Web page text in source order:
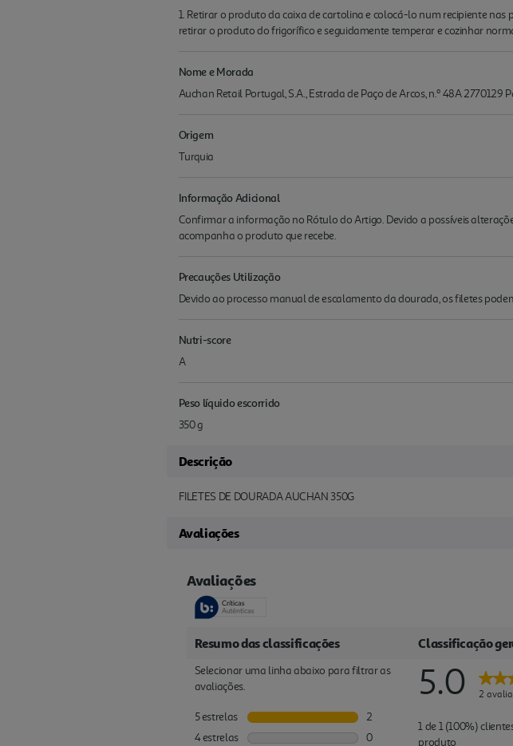
1. Retirar o produto da caixa de cartolina e colocá-lo num recipiente
retirar o produto do frigorífico e seguidamente temperar e cozinhar
Nome e Morada
Auchan Retail Portugal, S.A., Estrada de Paço de Arcos, n.º 48A 2770129
Origem
Turquia
Informação Adicional
Confirmar a informação no Rótulo do Artigo. Devido a possíveis
acompanha o produto que recebe.
Precauções Utilização
Devido ao processo manual de escalamento da dourada, os filetes
Nutri-score
A
Peso líquido escorrido
350 g
Descrição
FILETES DE DOURADA AUCHAN 350G
Avaliações